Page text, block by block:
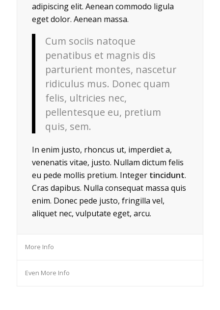
adipiscing elit. Aenean commodo ligula
eget dolor. Aenean massa.
Cum sociis natoque
penatibus et magnis dis
parturient montes, nascetur
ridiculus mus. Donec quam
felis, ultricies nec,
pellentesque eu, pretium
quis, sem.
In enim justo, rhoncus ut, imperdiet a,
venenatis vitae, justo. Nullam dictum felis
eu pede mollis pretium. Integer tincidunt.
Cras dapibus. Nulla consequat massa quis
enim. Donec pede justo, fringilla vel,
aliquet nec, vulputate eget, arcu.
More Info
Even More Info